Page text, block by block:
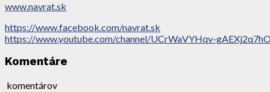
www.navrat.sk
https://www.facebook.com/navrat.sk
https://www.youtube.com/channel/UCrWaVYHqv-
Komentáre
komentárov